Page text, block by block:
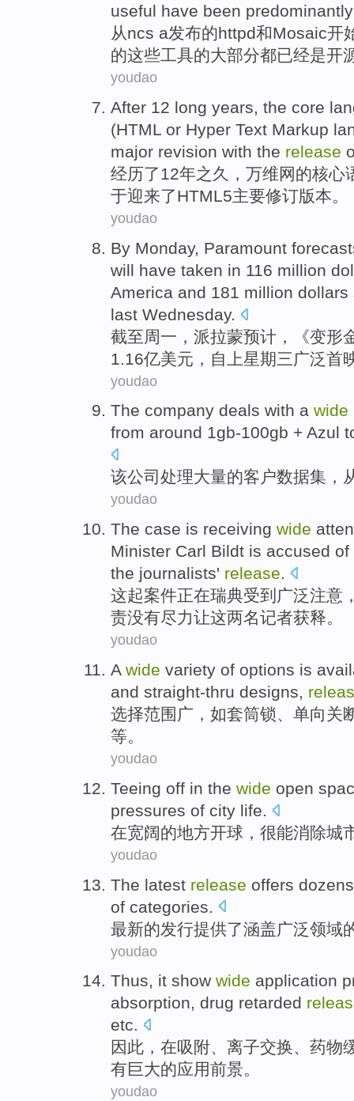
useful have been
从ncs a发布的httpd和Mosaic开
的这些工具的大部分都已经是开
youdao
After 12 long years, the core
(HTML or Hyper Text Markup
major revision with the release
经历了12年之久 ， 万维网的核心
于迎来了HTML5主要修订版本。
youdao
By Monday, Paramount
will have taken in 116 million
America and 181 million dollars
last Wednesday.
截至周一 ， 派拉蒙预计 ，《变形
1.16亿美元 ， 自 上星期三广泛首
youdao
The company deals with a wide
from around 1gb-100gb + Azul
该公司 处理大量的客户数据集 ，
youdao
The case is receiving wide
Minister Carl Bildt is accused of
the journalists' release.
这起案件正在瑞典受到 广泛注意
责没有尽力让这两名记者获释。
youdao
A wide variety of options is
and straight-thru designs,
选择范围 广， 如套筒锁、 单向关
等。
youdao
Teeing off in the wide open
pressures of city life.
在宽阔的地方开球 ，很能消除城
youdao
The latest release offers
of categories.
最新的发行提供了涵盖广泛领域
youdao
Thus, it show wide application
absorption, drug retarded
etc.
因此 ， 在吸附、离子交换、 药物
有巨大的应用前景。
youdao